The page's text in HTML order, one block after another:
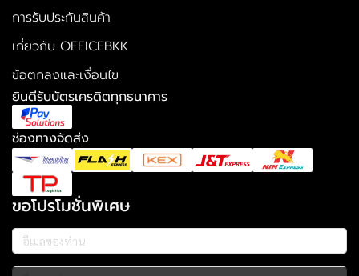
การรับประกันสินค้า
เกี่ยวกับ OFFICEBKK
ข้อตกลงและเงื่อนไข
ยินดีรับบัตรเครดิตทุกธนาคาร
ช่องทางจัดส่ง
ขอโปรโมชั่นพิเศษ